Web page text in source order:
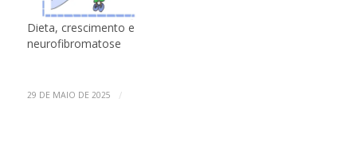
Dieta, crescimento e
neurofibromatose
29 DE MAIO DE 2025 /